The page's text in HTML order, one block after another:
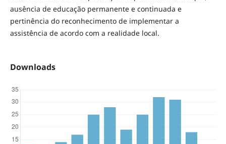
ausência de educação permanente e continuada e
pertinência do reconhecimento de implementar a
assistência de acordo com a realidade local.
Downloads